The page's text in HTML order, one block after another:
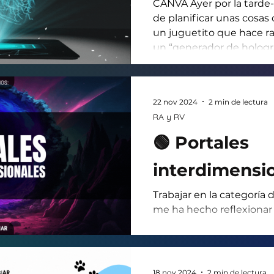
CANVA Ayer por la
de planificar unas cosas
un juguetito que hace
un “generador de
videos en Youtube
de pirámide de plástico
pantalla de su celular.
increíbles. Mariposas,
bailando, anillos,
🟢 Portales
Trabajar en la categoría
me ha hecho
muy fanática de la
estudio, investigo,
RA y RV
22 nov 2024 2 min de lectura
18 nov 2024 2 min de lectura